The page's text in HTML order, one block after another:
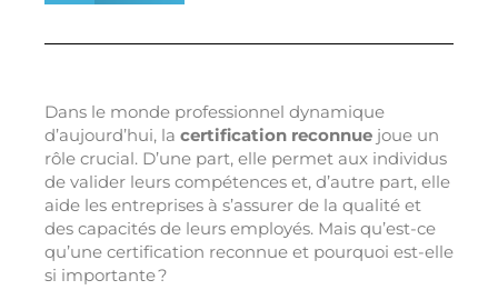
Dans le monde professionnel dynamique
d’aujourd’hui, la certification reconnue joue un
rôle crucial. D’une part, elle permet aux individus
de valider leurs compétences et, d’autre part, elle
aide les entreprises à s’assurer de la qualité et
des capacités de leurs employés. Mais qu’est-ce
qu’une certification reconnue et pourquoi est-elle
si importante ?